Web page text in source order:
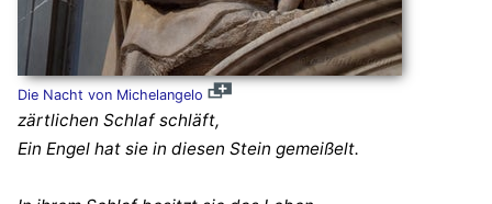
Die Nacht von Michelangelo
zärtlichen Schlaf schläft,
Ein Engel hat sie in diesen Stein gemeißelt.